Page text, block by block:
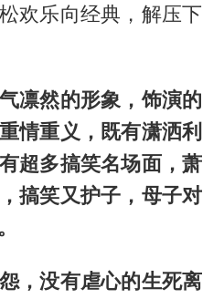
欢乐向经典，解压下
凛然的形象，饰演的
情重义，既有潇洒利
超多搞笑名场面，萧
搞笑又护子，母子对
，没有虐心的生死离